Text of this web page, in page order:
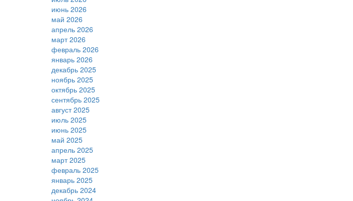
июнь 2026
май 2026
апрель 2026
март 2026
февраль 2026
январь 2026
декабрь 2025
ноябрь 2025
октябрь 2025
сентябрь 2025
август 2025
июль 2025
июнь 2025
май 2025
апрель 2025
март 2025
февраль 2025
январь 2025
декабрь 2024